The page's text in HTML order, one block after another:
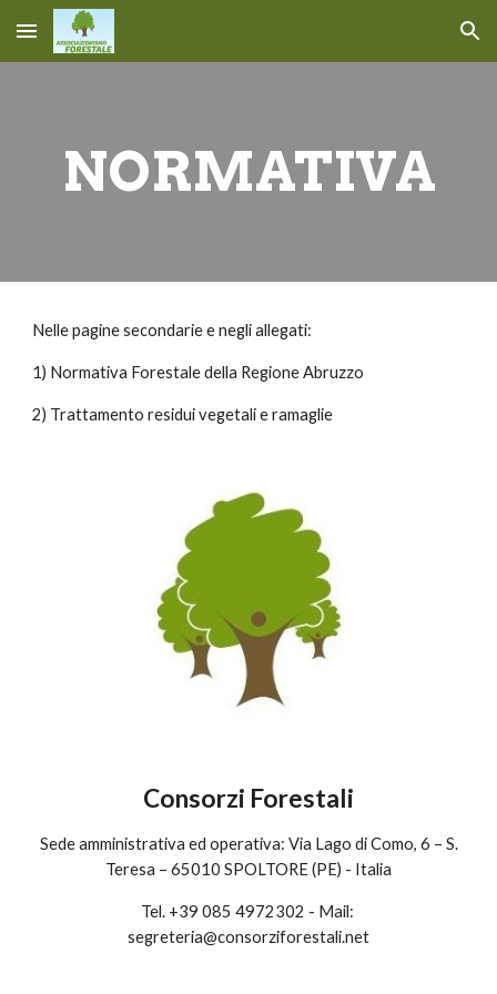
Skip to main content Skip to navigation
NORMATIVA
Nelle pagine secondarie e negli allegati:
1) Normativa Forestale della Regione Abruzzo
2) Trattamento residui vegetali e ramaglie
Consorzi Forestali
Sede amministrativa ed operativa: Via Lago di Como, 6 – S.
Teresa – 65010 SPOLTORE (PE) - Italia
Tel. +39 085 4972302 - Mail:
segreteria@consorziforestali.net